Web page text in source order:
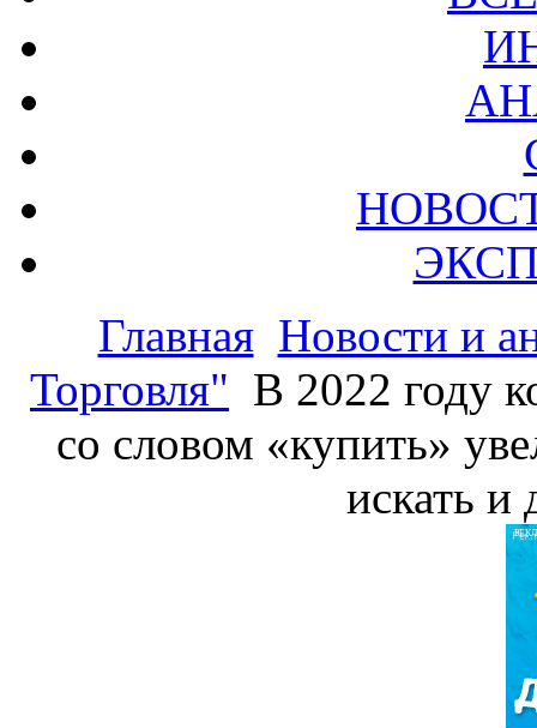
Главная Новости и
Торговля" В 2022 году
со словом «купить»
искать и